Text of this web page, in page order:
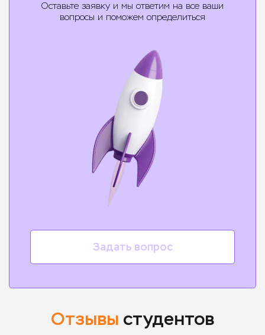
Оставьте заявку и мы ответим на все ваши
вопросы и поможем определиться
Задать вопрос
Отзывы студентов